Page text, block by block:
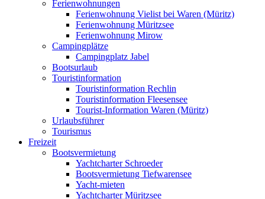
Ferienwohnungen
Ferienwohnung Vielist bei Waren (Müritz)
Ferienwohnung Müritzsee
Ferienwohnung Mirow
Campingplätze
Campingplatz Jabel
Bootsurlaub
Touristinformation
Touristinformation Rechlin
Touristinformation Fleesensee
Tourist-Information Waren (Müritz)
Urlaubsführer
Tourismus
Freizeit
Bootsvermietung
Yachtcharter Schroeder
Bootsvermietung Tiefwarensee
Yacht-mieten
Yachtcharter Müritzsee